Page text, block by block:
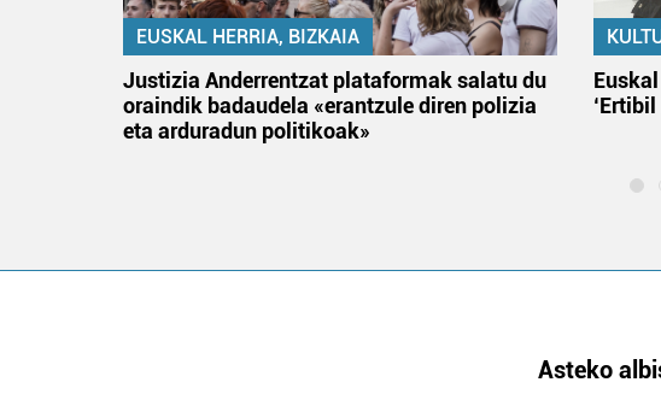
EUSKAL HERRIA, BIZKAIA
Justizia Anderrentzat plataformak salatu du
oraindik badaudela «erantzule diren polizia
eta arduradun politikoak»
Asteko